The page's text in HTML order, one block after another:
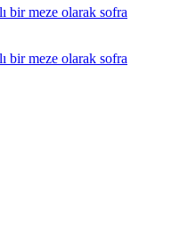
bir meze olarak sofra
bir meze olarak sofra